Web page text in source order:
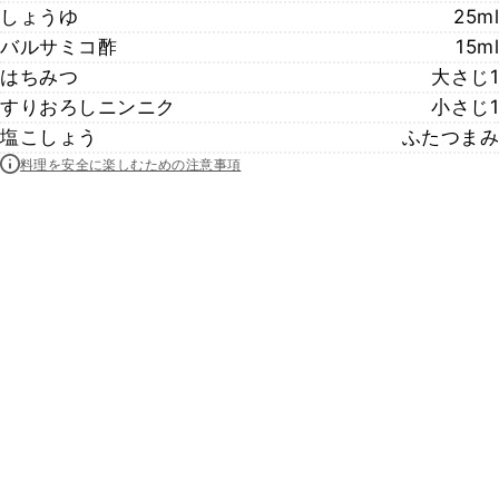
しょうゆ
25ml
バルサミコ酢
15ml
はちみつ
大さじ1
すりおろしニンニク
小さじ1
塩こしょう
ふたつまみ
料理を安全に楽しむための注意事項